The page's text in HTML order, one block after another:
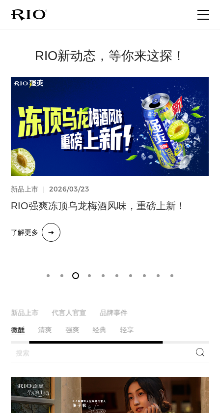
产品家族
最新动态
联系我们
RIO新动态，等你来这探！
代言人官宣 | 2025/06/17
晚9点，微醺中 | 看子枫如何演绎微醺
了解更多
品牌事件 | 2026/06/18
一个人的旅行，就很微醺啊！
了解更多
品牌事件 | 2026/05/20
强爽520｜给真心话一个台阶
了解更多
新品上市 | 2026/03/23
RIO强爽冻顶乌龙梅酒风味，重磅上新！
了解更多
新品上市 | 2026/03/23
不藏了！RIO微醺「柚柚清茶」 全新上市
了解更多
代言人官宣 | 2026/01/27
What？听说闫妮被张兴朝“绑走”了…
了解更多
品牌事件 | 2025/12/30
关于提前实施新版食品安全国家标准的声明
了解更多
新品上市 | 2025/08/05
RIO轻享全新上市｜12度花果香，和闺蜜的小
品牌事件 | 2025/05/30
工厂揭秘 | 一粒玉米是怎么变成强爽的？
了解更多
新品上市 | 2025/06/25
全新微醺果冻酒！前所未有的体验！
了解更多
代言人官宣 | 2025/06/17
晚9点，微醺中 | 看子枫如何演绎微醺
了解更多
品牌事件 | 2026/06/18
一个人的旅行，就很微醺啊！
了解更多
新品上市 代言人官宣 品牌事件
微醺 清爽 强爽 经典 轻享